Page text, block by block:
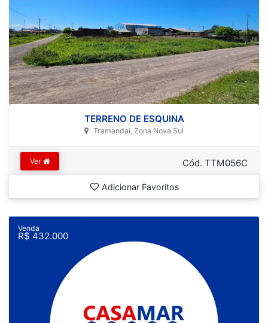
TERRENO DE ESQUINA
Tramandaí, Zona Nova Sul
Ver Cód. TTM056C
Adicionar Favoritos
Venda
R$ 432.000